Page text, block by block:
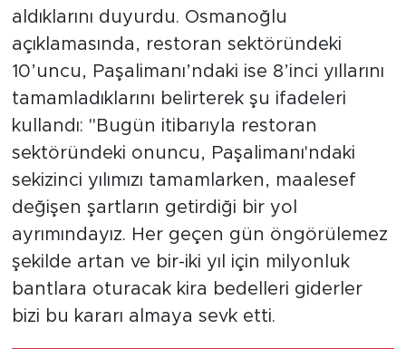
aldıklarını duyurdu. Osmanoğlu
açıklamasında, restoran sektöründeki
10’uncu, Paşalimanı’ndaki ise 8’inci yıllarını
tamamladıklarını belirterek şu ifadeleri
kullandı: "Bugün itibarıyla restoran
sektöründeki onuncu, Paşalimanı'ndaki
sekizinci yılımızı tamamlarken, maalesef
değişen şartların getirdiği bir yol
ayrımındayız. Her geçen gün öngörülemez
şekilde artan ve bir-iki yıl için milyonluk
bantlara oturacak kira bedelleri giderler
bizi bu kararı almaya sevk etti.